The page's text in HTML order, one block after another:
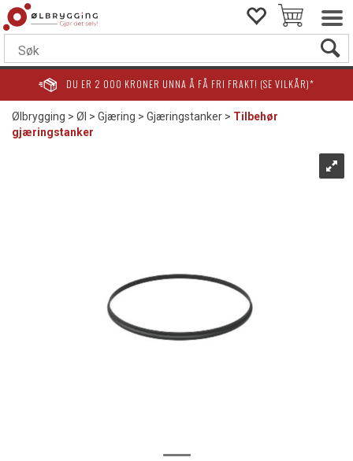
DU ER 2 000 KRONER UNNA Å FÅ FRI FRAKT! (SE VILKÅR)*
Ølbrygging>Øl >Gjæring>Gjæringstanker>Tilbehør
gjæringstanker